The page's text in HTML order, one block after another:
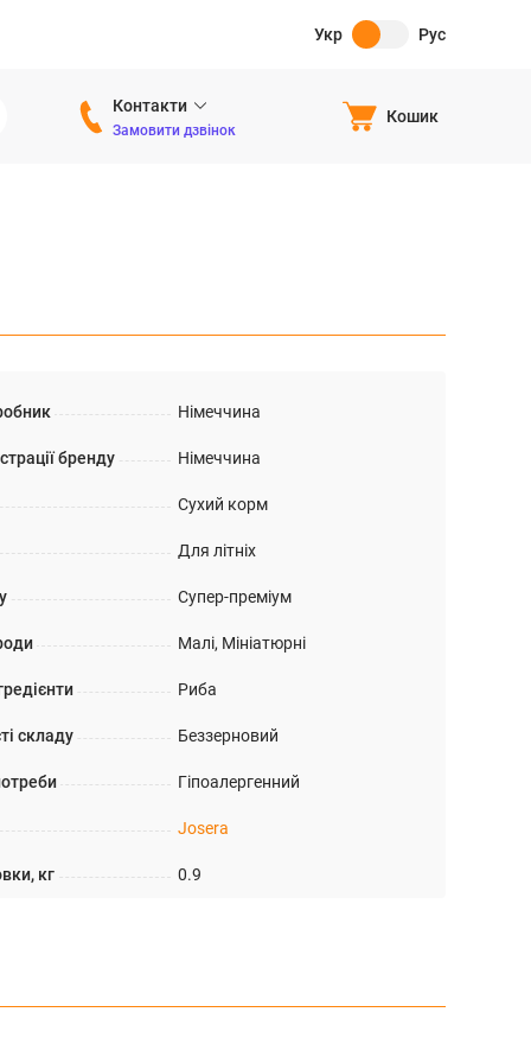
Укр Рус
Контакти
Замовити дзвінок
Кошик
Німеччина
бренду Німеччина
Сухий корм
Для літніх
Супер-преміум
Малі, Мініатюрні
Риба
складу Беззерновий
Гіпоалергенний
Josera
кг 0.9